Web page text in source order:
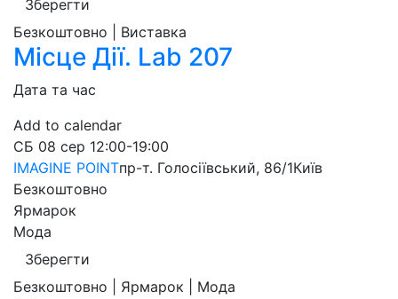
Зберегти
Безкоштовно | Виставка
Місце Дії. Lab 207
Дата та час
Add to calendar
СБ 08 сер 12:00-19:00
IMAGINE POINTпр-т. Голосіївський, 86/1Київ
Безкоштовно
Ярмарок
Мода
Зберегти
Безкоштовно | Ярмарок | Мода